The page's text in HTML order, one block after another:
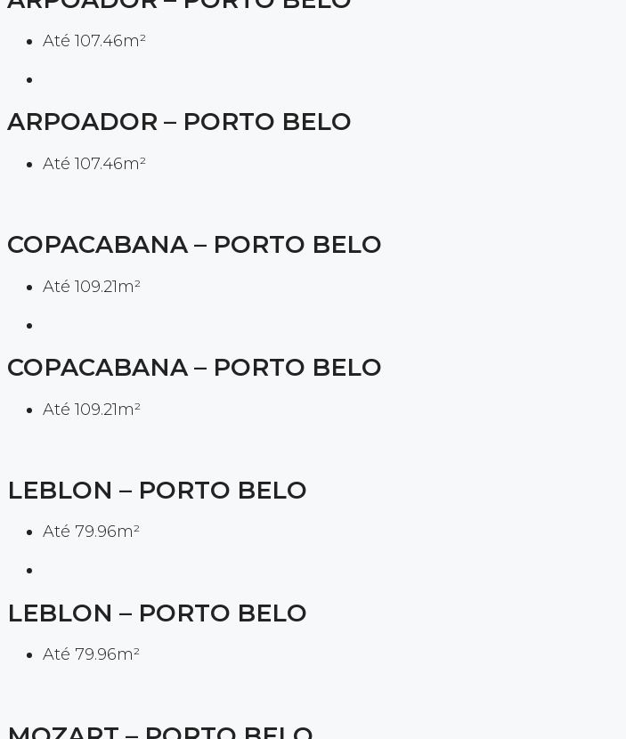
Até 107.46m²
ARPOADOR – PORTO BELO
Até 107.46m²
COPACABANA – PORTO BELO
Até 109.21m²
COPACABANA – PORTO BELO
Até 109.21m²
LEBLON – PORTO BELO
Até 79.96m²
LEBLON – PORTO BELO
Até 79.96m²